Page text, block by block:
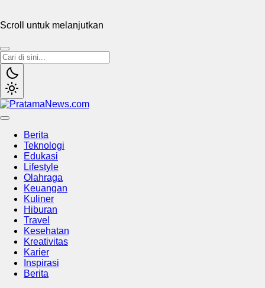
Scroll untuk melanjutkan
Berita
Teknologi
Edukasi
Lifestyle
Olahraga
Keuangan
Kuliner
Hiburan
Travel
Kesehatan
Kreativitas
Karier
Inspirasi
Berita